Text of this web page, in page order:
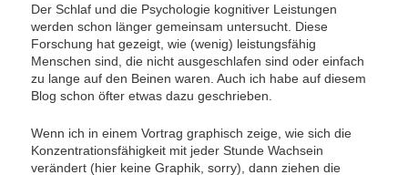
Der Schlaf und die Psychologie kognitiver Leistungen
werden schon länger gemeinsam untersucht. Diese
Forschung hat gezeigt, wie (wenig) leistungsfähig
Menschen sind, die nicht ausgeschlafen sind oder einfach
zu lange auf den Beinen waren. Auch ich habe auf diesem
Blog schon öfter etwas dazu geschrieben.
Wenn ich in einem Vortrag graphisch zeige, wie sich die
Konzentrationsfähigkeit mit jeder Stunde Wachsein
verändert (hier keine Graphik, sorry), dann ziehen die